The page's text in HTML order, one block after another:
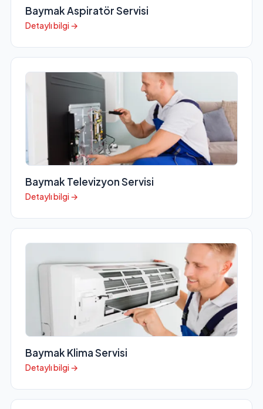
Baymak Aspiratör Servisi
Detaylı bilgi →
Baymak Televizyon Servisi
Detaylı bilgi →
Baymak Klima Servisi
Detaylı bilgi →